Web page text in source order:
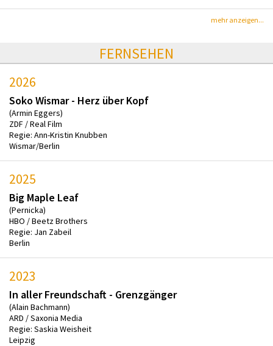
mehr anzeigen...
FERNSEHEN
2026
Soko Wismar - Herz über Kopf
(Armin Eggers)
ZDF / Real Film
Regie: Ann-Kristin Knubben
Wismar/Berlin
2025
Big Maple Leaf
(Pernicka)
HBO / Beetz Brothers
Regie: Jan Zabeil
Berlin
2023
In aller Freundschaft - Grenzgänger
(Alain Bachmann)
ARD / Saxonia Media
Regie: Saskia Weisheit
Leipzig